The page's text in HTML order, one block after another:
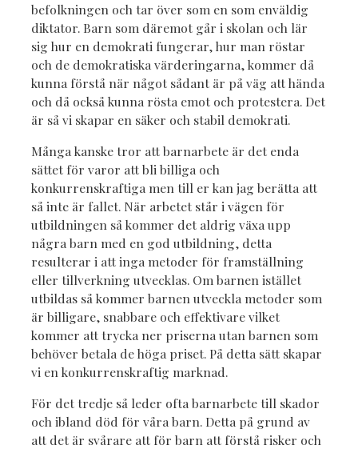
befolkningen och tar över som en som enväldig
diktator. Barn som däremot går i skolan och lär
sig hur en demokrati fungerar, hur man röstar
och de demokratiska värderingarna, kommer då
kunna förstå när något sådant är på väg att hända
och då också kunna rösta emot och protestera. Det
är så vi skapar en säker och stabil demokrati.
Många kanske tror att barnarbete är det enda
sättet för varor att bli billiga och
konkurrenskraftiga men till er kan jag berätta att
så inte är fallet. När arbetet står i vägen för
utbildningen så kommer det aldrig växa upp
några barn med en god utbildning, detta
resulterar i att inga metoder för framställning
eller tillverkning utvecklas. Om barnen istället
utbildas så kommer barnen utveckla metoder som
är billigare, snabbare och effektivare vilket
kommer att trycka ner priserna utan barnen som
behöver betala de höga priset. På detta sätt skapar
vi en konkurrenskraftig marknad.
För det tredje så leder ofta barnarbete till skador
och ibland död för våra barn. Detta på grund av
att det är svårare att för barn att förstå risker och